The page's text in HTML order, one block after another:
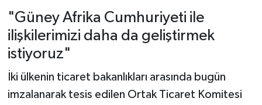
"Güney Afrika Cumhuriyeti ile
ilişkilerimizi daha da geliştirmek
istiyoruz"
İki ülkenin ticaret bakanlıkları arasında bugün
imzalanarak tesis edilen Ortak Ticaret Komitesi